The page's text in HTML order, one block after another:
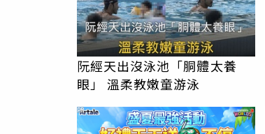
阮經天出沒泳池「胴體太養
眼」 溫柔教嫩童游泳
PR